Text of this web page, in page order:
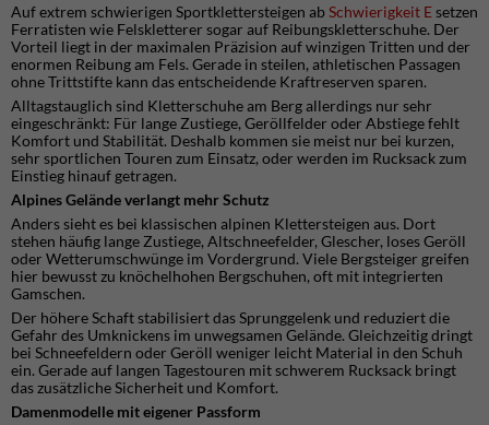
Auf extrem schwierigen Sportklettersteigen abSchwierigkeit Esetzen
Ferratisten wie Felskletterer sogar auf Reibungskletterschuhe. Der
Vorteil liegt in der maximalen Präzision auf winzigen Tritten und der
enormen Reibung am Fels. Gerade in steilen, athletischen Passagen
ohne Trittstifte kann das entscheidende Kraftreserven sparen.
Alltagstauglich sind Kletterschuhe am Berg allerdings nur sehr
eingeschränkt: Für lange Zustiege, Geröllfelder oder Abstiege fehlt
Komfort und Stabilität. Deshalb kommen sie meist nur bei kurzen,
sehr sportlichen Touren zum Einsatz, oder werden im Rucksack zum
Einstieg hinauf getragen.
Alpines Gelände verlangt mehr Schutz
Anders sieht es bei klassischen alpinen Klettersteigen aus. Dort
stehen häufig lange Zustiege, Altschneefelder, Glescher, loses Geröll
oder Wetterumschwünge im Vordergrund. Viele Bergsteiger greifen
hier bewusst zu knöchelhohen Bergschuhen, oft mit integrierten
Gamschen.
Der höhere Schaft stabilisiert das Sprunggelenk und reduziert die
Gefahr des Umknickens im unwegsamen Gelände. Gleichzeitig dringt
bei Schneefeldern oder Geröll weniger leicht Material in den Schuh
ein. Gerade auf langen Tagestouren mit schwerem Rucksack bringt
das zusätzliche Sicherheit und Komfort.
Damenmodelle mit eigener Passform